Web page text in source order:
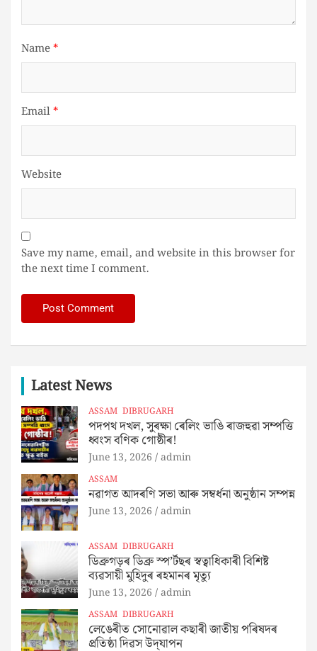
Name*
Email*
Website
Save my name, email, and website in this browser for
the next time I comment.
Latest News
ASSAM DIBRUGARH
পদপথ দখল, সুৰক্ষা ৰেলিং ভাঙি ৰাজহুৱা সম্পত্তি
ধ্বংস বণিক গোষ্ঠীৰ!
June 13, 2026 admin
ASSAM
নৱাগত আদৰণি সভা আৰু সম্বৰ্ধনা অনুষ্ঠান সম্পন্ন
June 13, 2026 admin
ASSAM DIBRUGARH
ডিব্ৰুগড়ৰ ডিব্ৰু স্প’ৰ্টছৰ স্বত্বাধিকাৰী বিশিষ্ট
ব্যৱসায়ী মুহিদুৰ ৰহমানৰ মৃত্যু
June 13, 2026 admin
ASSAM DIBRUGARH
লেঙেৰীত সোনোৱাল কছাৰী জাতীয় পৰিষদৰ
প্ৰতিষ্ঠা দিৱস উদ্‌যাপন